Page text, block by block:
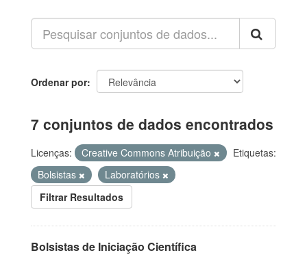
Ordenar por
7 conjuntos de dados encontrados
Licenças: Creative Commons Atribuição
Etiquetas:
Bolsistas
Laboratórios
Filtrar Resultados
Bolsistas de Iniciação Científica